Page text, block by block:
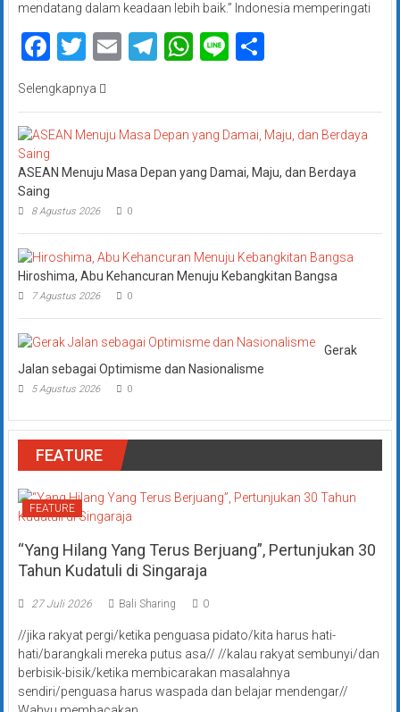
mendatang dalam keadaan lebih baik.” Indonesia memperingati
Facebook
Twitter
EmailTelegram
WhatsApp
LineShare
Selengkapnya
ASEAN Menuju Masa Depan yang Damai, Maju, dan Berdaya
Saing
8 Agustus 2026 0
Hiroshima, Abu Kehancuran Menuju Kebangkitan Bangsa
7 Agustus 2026 0
Gerak
Jalan sebagai Optimisme dan Nasionalisme
5 Agustus 2026 0
FEATURE
FEATURE
“Yang Hilang Yang Terus Berjuang”, Pertunjukan 30
Tahun Kudatuli di Singaraja
27 Juli 2026 Bali Sharing 0
//jika rakyat pergi/ketika penguasa pidato/kita harus hati-
hati/barangkali mereka putus asa// //kalau rakyat sembunyi/dan
berbisik-bisik/ketika membicarakan masalahnya
sendiri/penguasa harus waspada dan belajar mendengar//